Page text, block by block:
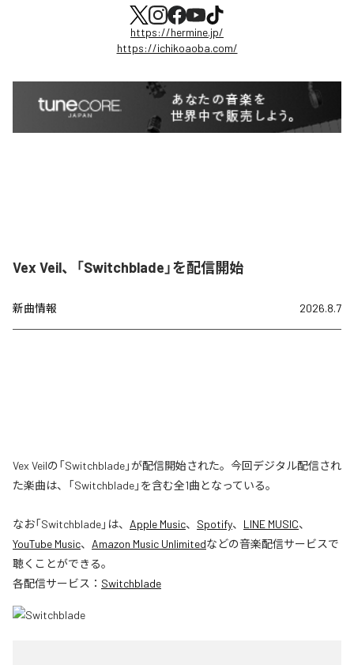
https://hermine.jp/
https://ichikoaoba.com/
Vex Veil、「Switchblade」を配信開始
新曲情報 2026.8.7
Vex Veilの「Switchblade」が配信開始された。今回デジタル配信され
た楽曲は、「Switchblade」を含む全1曲となっている。
なお「Switchblade」は、 Apple Music、 Spotify、 LINE MUSIC、
YouTube Music、 Amazon Music Unlimitedなどの音楽配信サービスで
聴くことができる。
各配信サービス： Switchblade